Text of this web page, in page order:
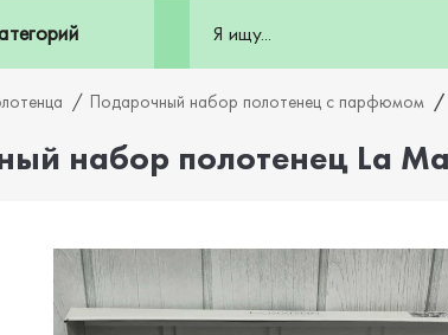
Подарочный набор полотенец с парфюмом
набор полотенец La